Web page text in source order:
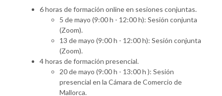
6 horas de formación online en sesiones conjuntas.
5 de mayo (9:00 h - 12:00 h): Sesión conjunta
(Zoom).
13 de mayo (9:00 h - 12:00 h): Sesión conjunta
(Zoom).
4 horas de formación presencial.
20 de mayo (9:00 h - 13:00 h ): Sesión
presencial en la Cámara de Comercio de
Mallorca.